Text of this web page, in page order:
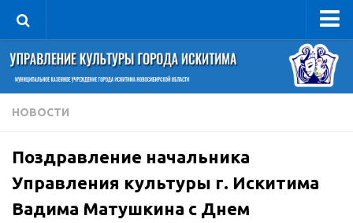
Управление
Руководитель
Сведения об организации
Книга почета культуры
Фотогалерея
Документы
НОВОСТИ
Поздравление начальника
Управления культуры г. Искитима
Вадима Матушкина с Днем